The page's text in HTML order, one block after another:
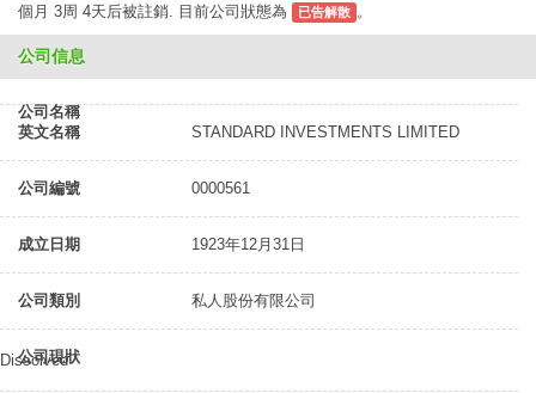
個月 3周 4天后被註銷. 目前公司狀態為
已告解散 。
公司信息
公司名稱
英文名稱
STANDARD INVESTMENTS LIMITED
公司編號 0000561
成立日期 1923年12月31日
公司類別 私人股份有限公司
公司現狀
Dissolved